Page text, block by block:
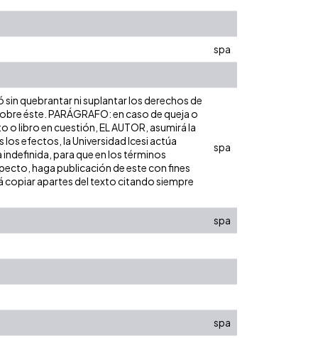
spa
sin quebrantar ni suplantar los derechos de
éste. PARÁGRAFO: en caso de queja o
libro en cuestión, EL AUTOR, asumirá la
efectos, la Universidad Icesi actúa
para que en los términos
haga publicación de este con fines
copiar apartes del texto citando siempre
spa
spa
spa